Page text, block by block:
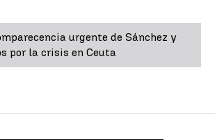
urgente de Sánchez y
por la crisis en Ceuta